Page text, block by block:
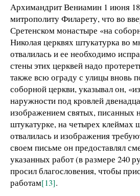
Архимандрит Вениамин 1 июня
митрополиту Филарету, что во
Сретенском монастыре «на
Николая церквях штукатурка во
отвалилась и ее необходимо
стены этих церквей надо
также всю ограду с улицы вновь
соборной церкви, указывал он,
наружности под кровлей
изображением святых, писанных
штукатурке, на четырех клеймах
отвалилась и изображения
своем письме он предоставлял
указанных работ (в размере 240
просил благословения, чтобы
работам[13].